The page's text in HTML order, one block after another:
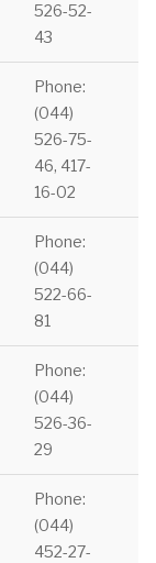
526-52-
43
Phone:
(044)
526-75-
46, 417-
16-02
Phone:
(044)
522-66-
81
Phone:
(044)
526-36-
29
Phone:
(044)
452-27-